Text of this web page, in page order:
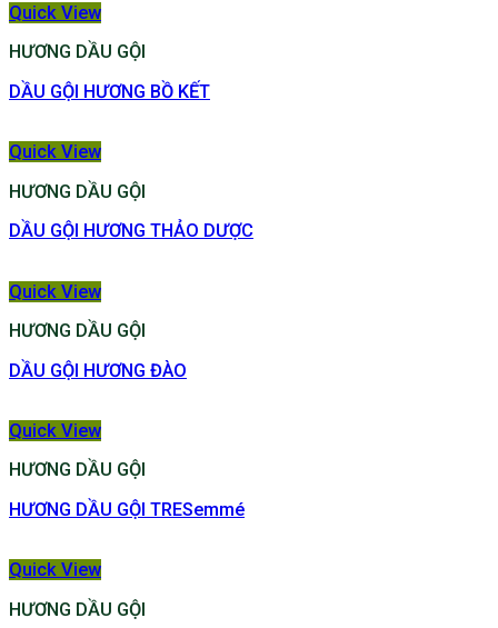
Quick View
HƯƠNG DẦU GỘI
DẦU GỘI HƯƠNG BỒ KẾT
Quick View
HƯƠNG DẦU GỘI
DẦU GỘI HƯƠNG THẢO DƯỢC
Quick View
HƯƠNG DẦU GỘI
DẦU GỘI HƯƠNG ĐÀO
Quick View
HƯƠNG DẦU GỘI
HƯƠNG DẦU GỘI TRESemmé
Quick View
HƯƠNG DẦU GỘI